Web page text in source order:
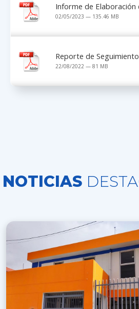
Informe de Elaboración
02/05/2023 — 135.46 MB
Reporte de
22/08/2022 — 81 MB
NOTICIAS